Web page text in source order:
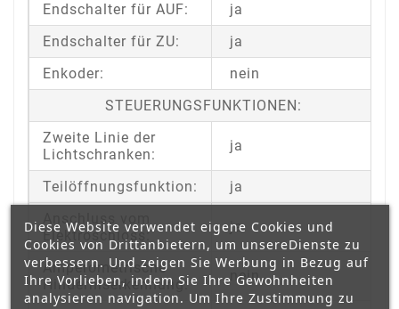
Endschalter für AUF:
ja
Endschalter für ZU:
ja
Enkoder:
nein
STEUERUNGSFUNKTIONEN:
Zweite Linie der
Lichtschranken:
ja
Teilöffnungsfunktion:
ja
Anschluss vom
Elektroschloss:
ja
Amperometrische
Hinderniserkennung:
nein
Diese Website verwendet eigene Cookies und
Cookies von Drittanbietern, um unsereDienste zu
verbessern. Und zeigen Sie Werbung in Bezug auf
Ihre Vorlieben, indem Sie Ihre Gewohnheiten
analysieren navigation. Um Ihre Zustimmung zu